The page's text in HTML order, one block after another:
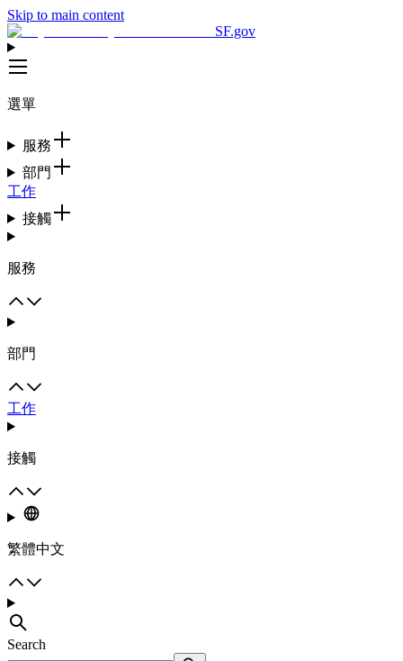
Skip to main content
SF.gov
選單
服務
部門
工作
接觸
服務
部門
工作
接觸
繁體中文
Search